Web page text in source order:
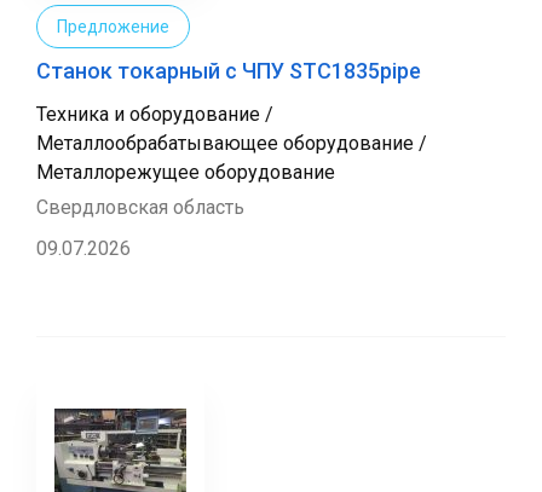
Предложение
Cтанок токарный с ЧПУ STC1835pipe
Техника и оборудование /
Металлообрабатывающее оборудование /
Металлорежущее оборудование
Свердловская область
09.07.2026